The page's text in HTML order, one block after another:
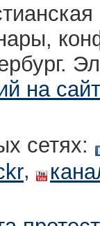
на сайт
сетях:
,